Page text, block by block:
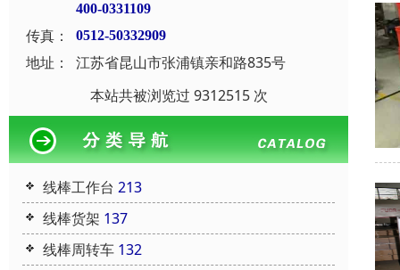
400-0331109
传真： 0512-50332909
地址：
江苏省昆山市张浦镇亲和路835号
本站共被浏览过 9312515 次
线棒工作台 213
线棒货架 137
线棒周转车 132